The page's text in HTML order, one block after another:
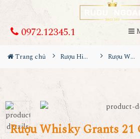
0972.12345.1
Trang chủ Rượu Hiếm - Cũ Rượu Whisky Grants 21 Old Year
Rượu Whisky Grants 21